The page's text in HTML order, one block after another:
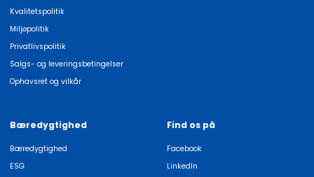
Kvalitetspolitik
Miljøpolitik
Privatlivspolitik
Salgs- og leveringsbetingelser
Ophavsret og vilkår
Bæredygtighed
Bæredygtighed
ESG
Find os på
Facebook
LinkedIn